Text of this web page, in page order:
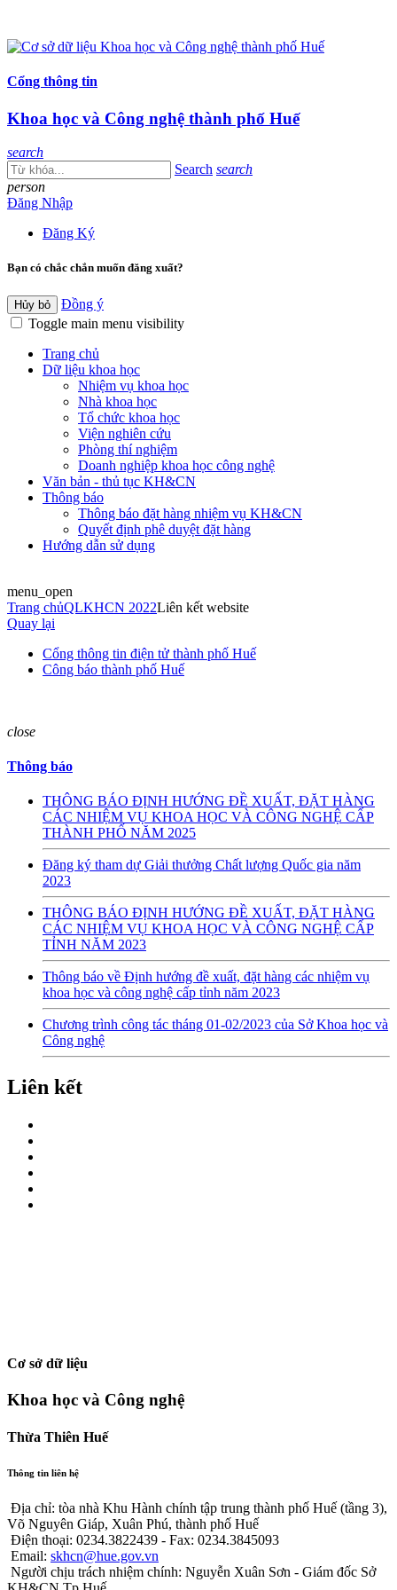
Cổng thông tin
Khoa học và Công nghệ thành phố Huế
search
Search search
person
Đăng Nhập
Đăng Ký
Bạn có chắc chắn muốn đăng xuất?
Hủy bỏ
Đồng ý
Toggle main menu visibility
Trang chủ
Dữ liệu khoa học
Nhiệm vụ khoa học
Nhà khoa học
Tổ chức khoa học
Viện nghiên cứu
Phòng thí nghiệm
Doanh nghiệp khoa học công nghệ
Văn bản - thủ tục KH&CN
Thông báo
Thông báo đặt hàng nhiệm vụ KH&CN
Quyết định phê duyệt đặt hàng
Hướng dẫn sử dụng
menu_open
Trang chủQLKHCN 2022Liên kết website
Quay lại
Cổng thông tin điện tử thành phố Huế
Công báo thành phố Huế
close
Thông báo
THÔNG BÁO ĐỊNH HƯỚNG ĐỀ XUẤT, ĐẶT HÀNG
CÁC NHIỆM VỤ KHOA HỌC VÀ CÔNG NGHỆ CẤP
THÀNH PHỐ NĂM 2025
Đăng ký tham dự Giải thưởng Chất lượng Quốc gia năm
2023
THÔNG BÁO ĐỊNH HƯỚNG ĐỀ XUẤT, ĐẶT HÀNG
CÁC NHIỆM VỤ KHOA HỌC VÀ CÔNG NGHỆ CẤP
TỈNH NĂM 2023
Thông báo về Định hướng đề xuất, đặt hàng các nhiệm vụ
khoa học và công nghệ cấp tỉnh năm 2023
Chương trình công tác tháng 01-02/2023 của Sở Khoa học và
Công nghệ
Liên kết
Cơ sở dữ liệu
Khoa học và Công nghệ
Thừa Thiên Huế
Thông tin liên hệ
Địa chỉ: tòa nhà Khu Hành chính tập trung thành phố Huế (tầng 3),
Võ Nguyên Giáp, Xuân Phú, thành phố Huế
Điện thoại: 0234.3822439 - Fax: 0234.3845093
Email: skhcn@hue.gov.vn
Người chịu trách nhiệm chính: Nguyễn Xuân Sơn - Giám đốc Sở